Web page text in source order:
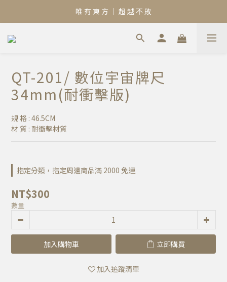
唯 有 東 方 ｜ 超 越 不 敗
QT-201/ 數位宇宙牌尺
34mm(耐衝擊版)
規 格 : 46.5CM
材 質 : 耐衝擊材質
指定分類，指定周邊商品滿 2000 免運
NT$300
數量
加入購物車 立即購買
加入追蹤清單